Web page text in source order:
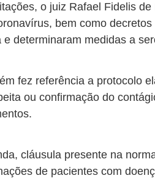
o juiz Rafael Fidelis
bem como
determinaram medidas a
fez referência a protocolo
ou confirmação do
cláusula presente na
de pacientes com